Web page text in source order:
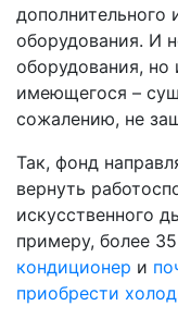
дополнительного
оборудования. И
оборудования,
имеющегося –
сожалению, не
Так, фонд
вернуть
искусственного
примеру, более
кондиционер и
приобрести